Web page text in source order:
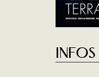
Infos